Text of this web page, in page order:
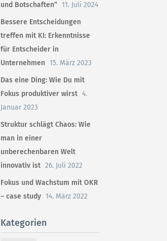
und Botschaften“ 11. Juli 2024
Bessere Entscheidungen
treffen mit KI: Erkenntnisse
für Entscheider in
Unternehmen 15. März 2023
Das eine Ding: Wie Du mit
Fokus produktiver wirst 4.
Januar 2023
Struktur schlägt Chaos: Wie
man in einer
unberechenbaren Welt
innovativ ist 26. Juli 2022
Fokus und Wachstum mit OKR
– case study 14. März 2022
Kategorien